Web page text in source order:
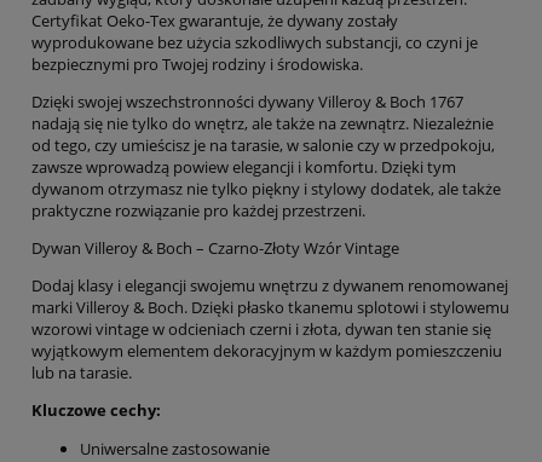
Certyfikat Oeko-Tex gwarantuje, że dywany zostały
wyprodukowane bez użycia szkodliwych substancji, co czyni je
bezpiecznymi pro Twojej rodziny i środowiska.
Dzięki swojej wszechstronności dywany Villeroy & Boch 1767
nadają się nie tylko do wnętrz, ale także na zewnątrz. Niezależnie
od tego, czy umieścisz je na tarasie, w salonie czy w przedpokoju,
zawsze wprowadzą powiew elegancji i komfortu. Dzięki tym
dywanom otrzymasz nie tylko piękny i stylowy dodatek, ale także
praktyczne rozwiązanie pro każdej przestrzeni.
Dywan Villeroy & Boch – Czarno-Złoty Wzór Vintage
Dodaj klasy i elegancji swojemu wnętrzu z dywanem renomowanej
marki Villeroy & Boch. Dzięki płasko tkanemu splotowi i stylowemu
wzorowi vintage w odcieniach czerni i złota, dywan ten stanie się
wyjątkowym elementem dekoracyjnym w każdym pomieszczeniu
lub na tarasie.
Kluczowe cechy:
Uniwersalne zastosowanie